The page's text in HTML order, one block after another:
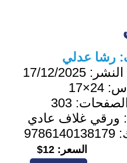
رشا عدلي
النشر: 17/12/2025
24×17
303
ورقي غلاف عادي
9786140138179
السعر: 12$